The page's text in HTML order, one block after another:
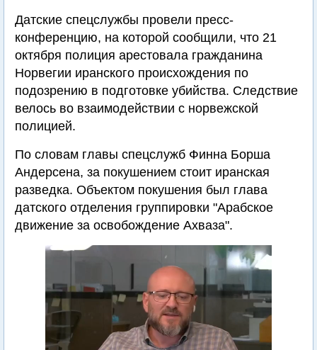
Датские спецслужбы провели пресс-
конференцию, на которой сообщили, что 21
октября полиция арестовала гражданина
Норвегии иранского происхождения по
подозрению в подготовке убийства. Следствие
велось во взаимодействии с норвежской
полицией.
По словам главы спецслужб Финна Борша
Андерсена, за покушением стоит иранская
разведка. Объектом покушения был глава
датского отделения группировки "Арабское
движение за освобождение Ахваза".